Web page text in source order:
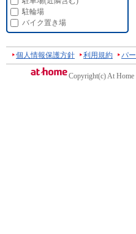
駐輪場
バイク置き場
個人情報保護方針 利用規約 パ
Copyright(c) At Home